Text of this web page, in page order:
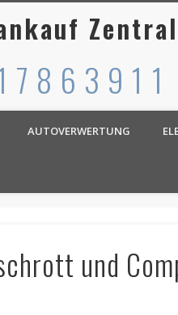
8 6 3 9 1 1
AUTOVERWERTUNG
und